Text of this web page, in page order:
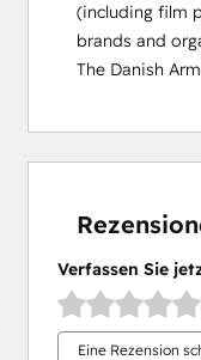
(including film
brands and
The Danish
Verfassen Sie
Eine Rezension